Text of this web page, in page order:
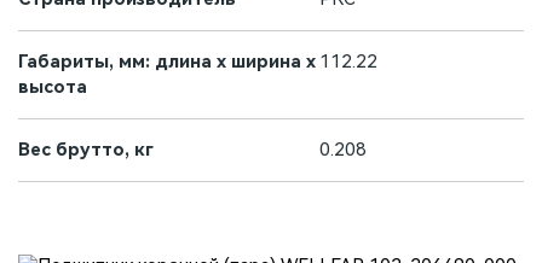
Габариты, мм: длина х ширина х
высота
112.22
Вес брутто, кг 0.208